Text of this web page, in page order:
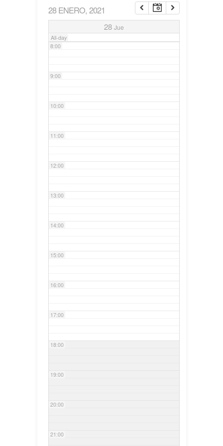
28 ENERO, 2021
28 Jue
All-day
7:00
8:00
9:00
10:00
11:00
12:00
13:00
14:00
15:00
16:00
17:00
18:00
19:00
20:00
21:00